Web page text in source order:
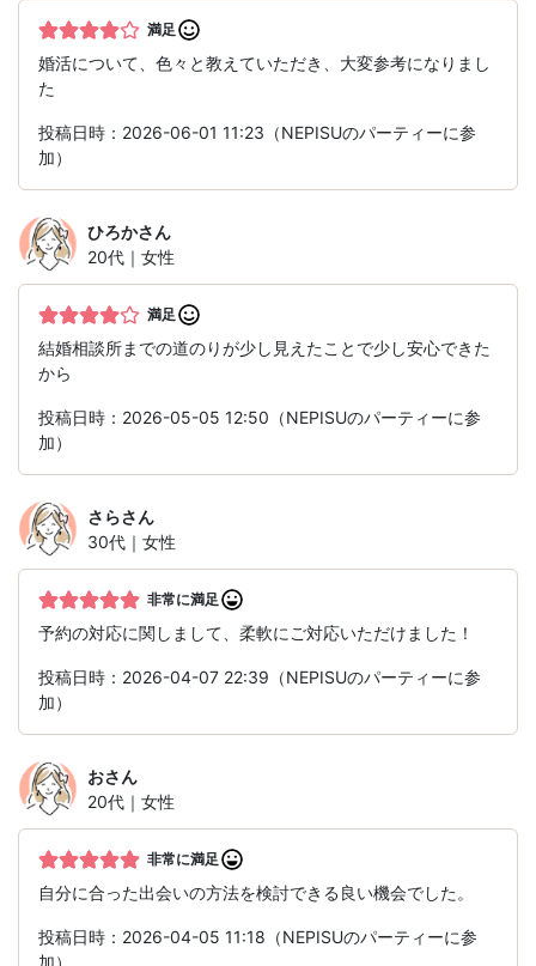
満足
婚活について、色々と教えていただき、大変参考になりまし
た
投稿日時：2026-06-01 11:23（NEPISUのパーティーに参
加）
ひろかさん
20代｜女性
満足
結婚相談所までの道のりが少し見えたことで少し安心できた
から
投稿日時：2026-05-05 12:50（NEPISUのパーティーに参
加）
さらさん
30代｜女性
非常に満足
予約の対応に関しまして、柔軟にご対応いただけました！
投稿日時：2026-04-07 22:39（NEPISUのパーティーに参
加）
おさん
20代｜女性
非常に満足
自分に合った出会いの方法を検討できる良い機会でした。
投稿日時：2026-04-05 11:18（NEPISUのパーティーに参